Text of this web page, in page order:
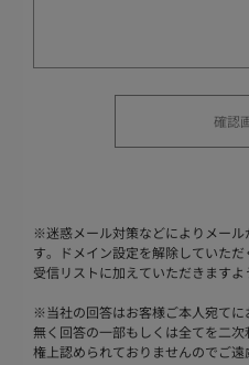
※迷惑メール対策などによりメー
す。ドメイン設定を解除していた
受信リストに加えていただきますよ
※当社の回答はお客様ご本人宛て
無く回答の一部もしくは全てを二
権上認められておりませんのでご遠